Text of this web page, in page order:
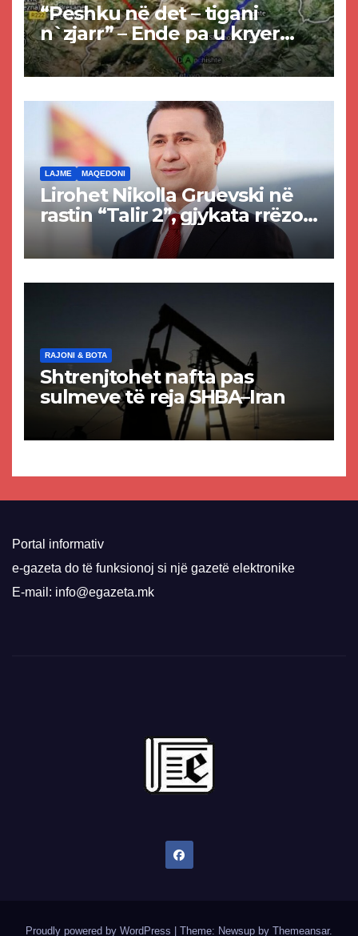
“Peshku në det – tigani
n`zjarr” – Ende pa u kryer
projekti i tunelit, komuna e
Tetovës nis punimet për
LAJME MAQEDONI
Lirohet Nikolla Gruevski në
rastin “Talir 2”, gjykata rrëzon
akuzat për ndërtimin e
paligjshëm të selisë së
RAJONI & BOTA
Shtrenjtohet nafta pas
sulmeve të reja SHBA–Iran
Portal informativ
e-gazeta do të funksionoj si një gazetë elektronike
E-mail: info@egazeta.mk
Proudly powered by WordPress Theme: Newsup by Themeansar.